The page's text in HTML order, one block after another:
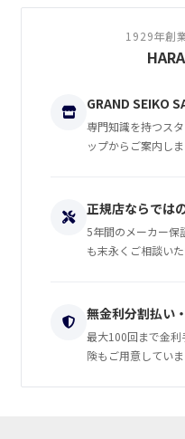
1929年創
GRAND SEIKO
専門知識を持つス
ップからご案内しま
正規店ならでは
5年間のメーカー保
も末永くご相談いた
無金利分割払い
最大100回まで金
険もご用意していま